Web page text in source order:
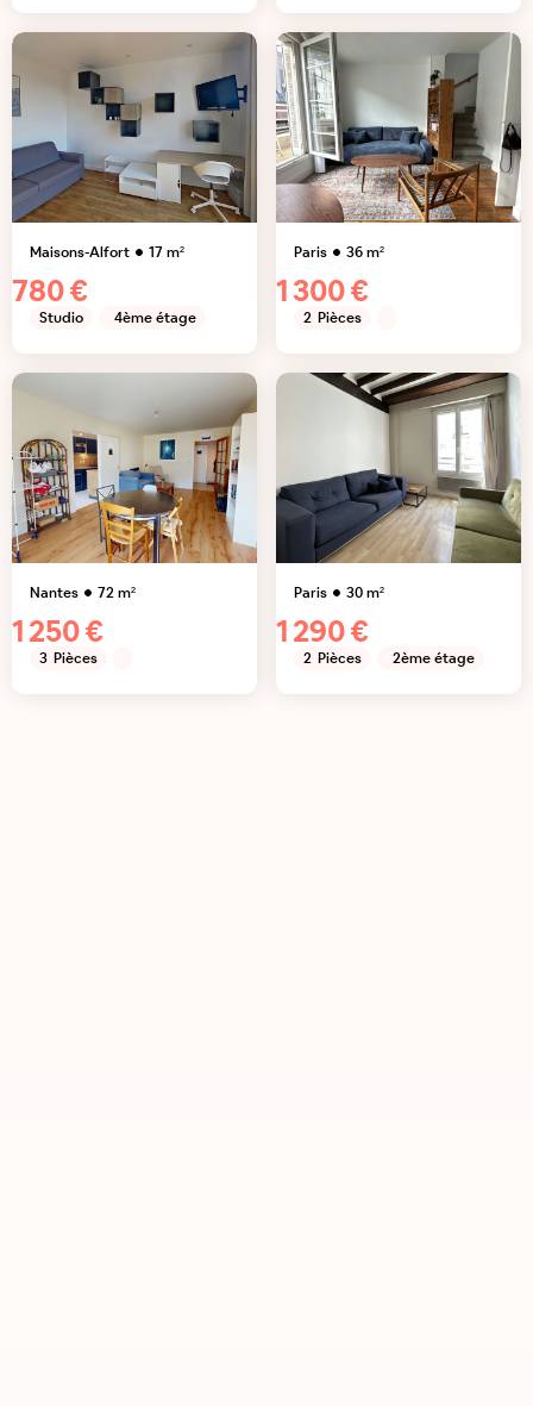
Maisons-Alfort 17m²
780 €
Studio 4ème étage
Paris 36m²
1 300 €
2 Pièces
Nantes 72m²
1 250 €
3 Pièces
Paris 30m²
1 290 €
2 Pièces 2ème étage